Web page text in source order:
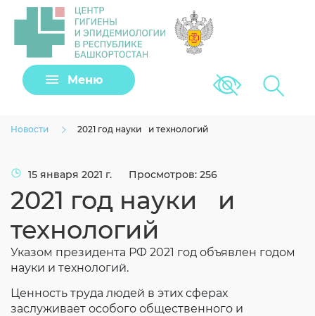
Меню Версия для
Новости 2021 год науки и технологий
15 января 2021 г. Просмотров: 256
2021 год науки и
технологий
Указом президента РФ 2021 год объявлен годом
науки и технологий.
Ценность труда людей в этих сферах
заслуживает особого общественного и
Задать вопрос
Клещи
Загрузить файл